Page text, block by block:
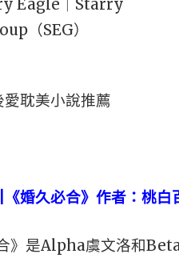
耽美小說推薦
《婚久必合》作者：桃白
》是Alpha虞文洛和